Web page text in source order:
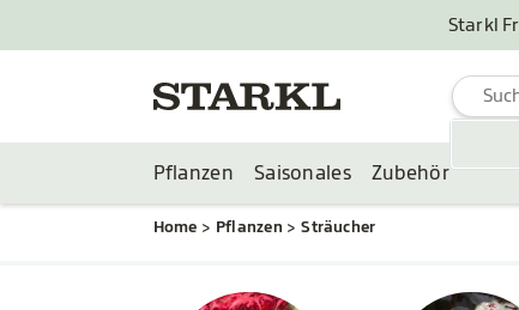
Starkl
Pflanzen Saisonales Zubehör
Home Pflanzen Sträucher